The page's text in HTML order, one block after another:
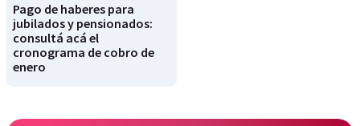
Pago de haberes para
jubilados y pensionados:
consultá acá el
cronograma de cobro de
enero